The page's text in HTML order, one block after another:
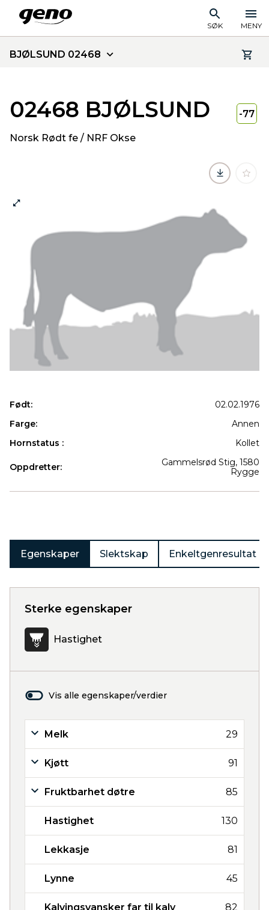
SØK MENY
BJØLSUND 02468
02468 BJØLSUND
Norsk Rødt fe / NRF Okse
-77
Født:
02.02.1976
Farge:
Annen
Hornstatus :
Kollet
Oppdretter:
Gammelsrød Stig, 1580
Rygge
Egenskaper Slektskap Enkeltgenresultat
Sterke egenskaper
Hastighet
Vis alle egenskaper/verdier
Melk 29
Kjøtt 91
Fruktbarhet døtre 85
Hastighet 130
Lekkasje 81
Lynne 45
Kalvingsvansker far til kalv 82